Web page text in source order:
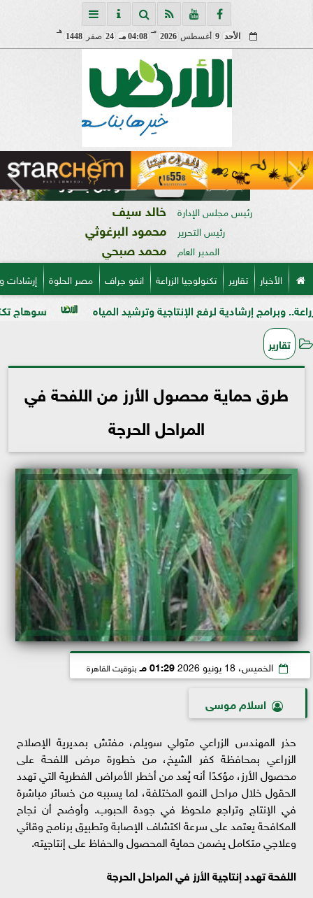
الأحد 9 أغسطس2026
مـ
04:08 مـ 24 صفر1448
هـ
رئيس مجلس الإدارة خالد سيف
رئيس التحرير محمود البرغوثي
المدير العام محمد صبحي
الأخبار تقارير تكنولوجيا الزراعة انفو جراف مصر الحلوة
سوهاج تكتسي بالذهب الأصفر.. توريد 190 ألف طن قمح لرفع الإنتاجية وترشيد المياه
تقارير
طرق حماية محصول الأرز من اللفحة في
المراحل الحرجة
الخميس، 18 يونيو 2026 01:29 مـ بتوقيت القاهرة
اسلام موسى
حذر المهندس الزراعي متولي سويلم، مفتش بمديرية الإصلاح
الزراعي بمحافظة كفر الشيخ، من خطورة مرض اللفحة على
محصول الأرز، مؤكدًا أنه يُعد من أخطر الأمراض الفطرية التي تهدد
الحقول خلال مراحل النمو المختلفة، لما يسببه من خسائر مباشرة
في الإنتاج وتراجع ملحوظ في جودة الحبوب. وأوضح أن نجاح
المكافحة يعتمد على سرعة اكتشاف الإصابة وتطبيق برنامج وقائي
وعلاجي متكامل يضمن حماية المحصول والحفاظ على إنتاجيته.
اللفحة تهدد إنتاجية الأرز في المراحل الحرجة